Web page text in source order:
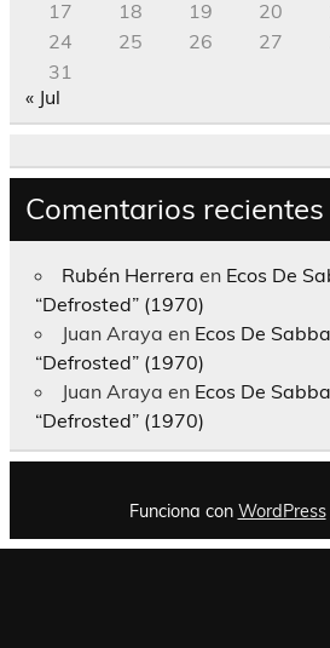
17
18 19 20
24
25 26 27
31
« Jul
Comentarios recientes
Rubén Herrera en Ecos De
“Defrosted” (1970)
Juan Araya en Ecos De
“Defrosted” (1970)
Juan Araya en Ecos De
“Defrosted” (1970)
Funciona con WordPress